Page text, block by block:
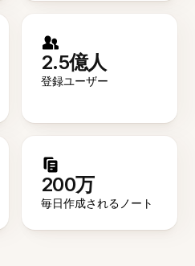
2.5億人
登録ユーザー
200万
毎日作成されるノート